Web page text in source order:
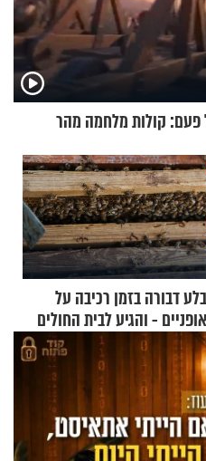
קולות מלחמה מהר
בלע דבורה בזמן רכיבה על
אופניים - והגיע לבית החולים
במצב מסכן חיים